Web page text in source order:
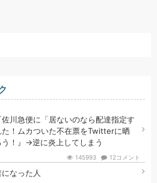
川急便に「居ないのなら配達指定す
た！ムカついた不在票をTwitterに晒
う！』→逆に炎上してしまう
145993 12コメント
なった人